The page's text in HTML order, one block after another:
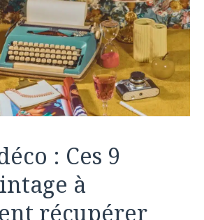
: Ces 9
à
récupérer